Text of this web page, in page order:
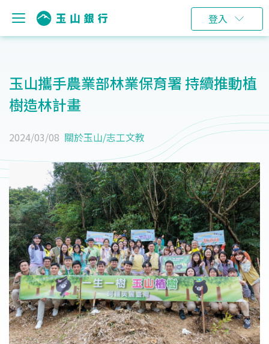
登入
玉山攜手農業部林業保育署 持續推動植
樹造林計畫
2024/03/08 關於玉山/志工文教